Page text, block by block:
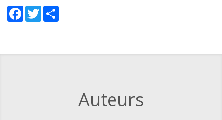
Facebook
Twitter
Auteurs